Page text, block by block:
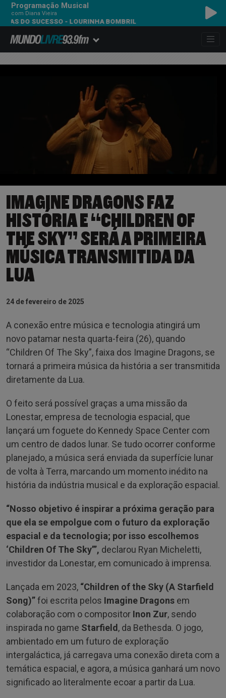
Programação Musical
com Diana Vieira
SUCESSO - LOURINHA BOMBRIL
IMAGINE DRAGONS FAZ
HISTÓRIA E “CHILDREN OF
THE SKY” SERÁ A PRIMEIRA
MÚSICA TRANSMITIDA DA
LUA
24 de fevereiro de 2025
A conexão entre música e tecnologia atingirá um
novo patamar nesta quarta-feira (26), quando
“Children Of The Sky”, faixa dos Imagine Dragons, se
tornará a primeira música da história a ser transmitida
diretamente da Lua.
O feito será possível graças a uma missão da
Lonestar, empresa de tecnologia espacial, que
lançará um foguete do Kennedy Space Center com
um centro de dados lunar. Se tudo ocorrer conforme
planejado, a música será enviada da superfície lunar
de volta à Terra, marcando um momento inédito na
história da indústria musical e da exploração espacial.
“Nosso objetivo é inspirar a próxima geração para
que ela se empolgue com o futuro da exploração
espacial e da tecnologia; por isso escolhemos
‘Children Of The Sky’”, declarou Ryan Micheletti,
investidor da Lonestar, em comunicado à imprensa.
Lançada em 2023, “Children of the Sky (A Starfield
Song)”foi escrita pelos Imagine Dragons em
colaboração com o compositor Inon Zur, sendo
inspirada no game Starfield, da Bethesda. O jogo,
ambientado em um futuro de exploração
intergaláctica, já carregava uma conexão direta com a
temática espacial, e agora, a música ganhará um novo
significado ao literalmente ecoar a partir da Lua.